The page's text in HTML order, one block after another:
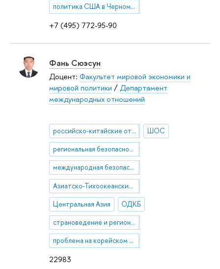
+7 (495) 772-95-90
политика США в Черноморском регионе
22983
Фань Сюэсун
Доцент: Факультет мировой экономики и
мировой политики /Департамент
международных отношений
российско-китайские отношения ШОС
региональная безопасность
международная безопасность
Азиатско-Тихоокеанский регион
Центральная Азия ОДКБ
страноведение и регионоведение по постсоветскому пространству
проблема на корейском полуострове